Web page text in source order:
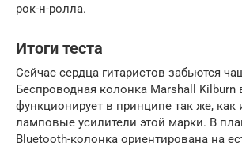
рок-н-ролла.
Итоги теста
Сейчас сердца гитаристов забьются
Беспроводная колонка Marshall Kilburn
функционирует в принципе так же, как
ламповые усилители этой марки. В
Bluetooth-колонка ориентирована на